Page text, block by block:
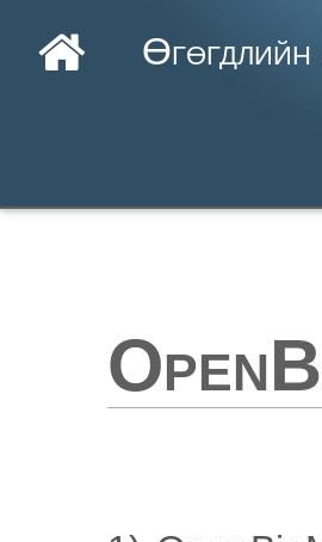
Өгөгдлийн